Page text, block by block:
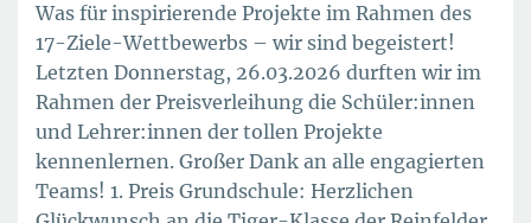
Was für inspirierende Projekte im Rahmen des
17-Ziele-Wettbewerbs – wir sind begeistert!
Letzten Donnerstag, 26.03.2026 durften wir im
Rahmen der Preisverleihung die Schüler:innen
und Lehrer:innen der tollen Projekte
kennenlernen. Großer Dank an alle engagierten
Teams! 1. Preis Grundschule: Herzlichen